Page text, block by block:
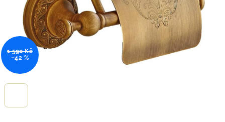
1 590 Kč
–42 %